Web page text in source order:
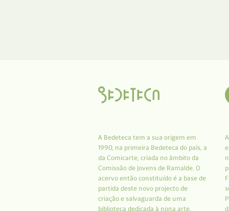
A Bedeteca tem a sua origem em
1990, na primeira Bedeteca do país, a
da Comicarte, criada no âmbito da
Comissão de Jovens de Ramalde. O
acervo então constituído é a base de
partida deste novo projecto de
criação e salvaguarda de uma
biblioteca dedicada à nona arte.